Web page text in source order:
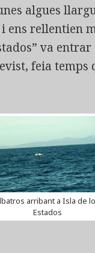
algues
ens rellentien
va
feia temps
arribant a Isla de
Estados